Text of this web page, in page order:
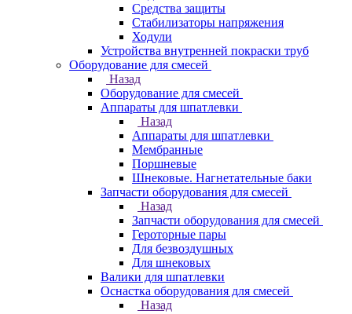
Средства защиты
Стабилизаторы напряжения
Ходули
Устройства внутренней покраски труб
Оборудование для смесей
Назад
Оборудование для смесей
Аппараты для шпатлевки
Назад
Аппараты для шпатлевки
Мембранные
Поршневые
Шнековые. Нагнетательные баки
Запчасти оборудования для смесей
Назад
Запчасти оборудования для смесей
Героторные пары
Для безвоздушных
Для шнековых
Валики для шпатлевки
Оснастка оборудования для смесей
Назад